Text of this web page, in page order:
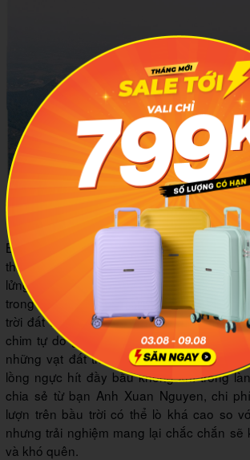
Sự nhỏ bé của con người giữa thiên
Bay lượn từ đỉnh đèo Khau Phạ, tận
thổi tung bay vạt áo, nghe tiếng gió ù ù
lửng giữa bầu trời chắc chắn sẽ là trải
trong chuyến đi của bạn. Review Mù Cang
trời đất từ độ cao này sẽ khiến bạn cảm
chim tự do giữa bầu trời bao la, nhẹ
những vạt đất thoai thoải, còn dư âm
lồng ngực hít đầy bầu không khí trong
chia sẻ từ bạn Anh Xuan Nguyen, chi
lượn trên bầu trời có thể lò khá cao so
nhưng trải nghiệm mang lại chắc chắn sẽ
và khó quên.